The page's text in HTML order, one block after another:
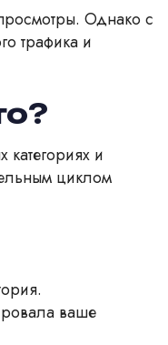
Однако с
трафика и
категориях и
циклом
ваше